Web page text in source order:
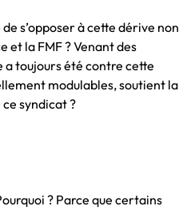
s’opposer à cette dérive non
et la FMF ? Venant des
a toujours été contre cette
modulables, soutient la
syndicat ?
? Parce que certains